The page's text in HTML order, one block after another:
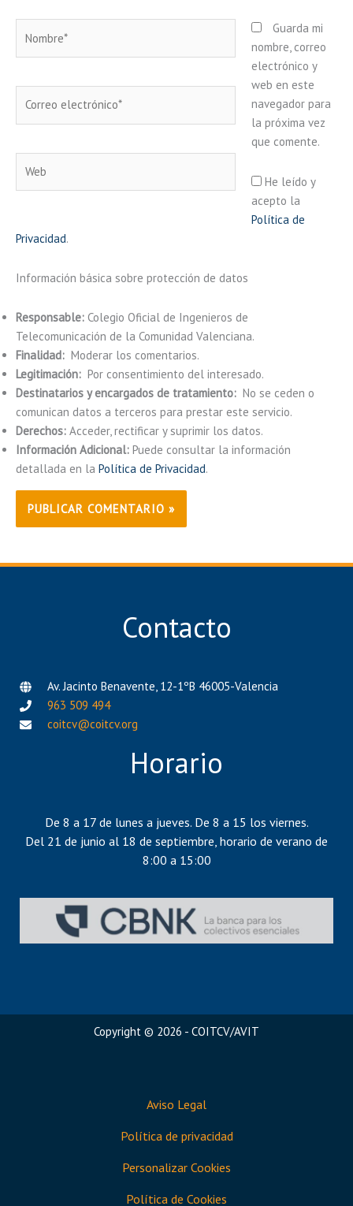
electrónico*
Guarda mi
nombre, correo
electrónico y
web en este
navegador para
la próxima vez
que comente.
He leído y
acepto la
Política de
Privacidad.
Información básica sobre protección de datos
Responsable: Colegio Oficial de Ingenieros de
Telecomunicación de la Comunidad Valenciana.
Finalidad: Moderar los comentarios.
Legitimación: Por consentimiento del interesado.
Destinatarios y encargados de tratamiento: No se ceden o
comunican datos a terceros para prestar este servicio.
Derechos: Acceder, rectificar y suprimir los datos.
Información Adicional: Puede consultar la información
detallada en la Política de Privacidad.
Contacto
Av. Jacinto Benavente, 12-1ºB 46005-Valencia
963 509 494
coitcv@coitcv.org
Horario
De 8 a 17 de lunes a jueves. De 8 a 15 los viernes.
Del 21 de junio al 18 de septiembre, horario de verano de
8:00 a 15:00
Copyright © 2026 - COITCV/AVIT
Aviso Legal
Política de privacidad
Personalizar Cookies
Política de Cookies